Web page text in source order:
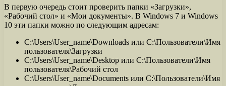
В первую очередь стоит проверить папки «Загрузки»,
«Рабочий стол» и «Мои документы». В Windows 7 и Windows
10 эти папки можно по следующим адресам:
C:\Users\User_name\Downloads или C:\Пользователи\Имя
пользователя\Загрузки
C:\Users\User_name\Desktop или C:\Пользователи\Имя
пользователя\Рабочий стол
C:\Users\User_name\Documents или C:\Пользователи\Имя